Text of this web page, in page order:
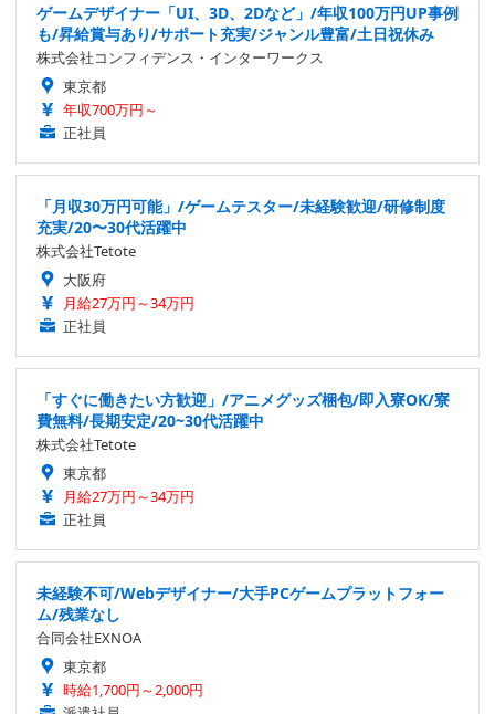
ゲームデザイナー「UI、3D、2Dなど」/年収100万円UP事例
も/昇給賞与あり/サポート充実/ジャンル豊富/土日祝休み
株式会社コンフィデンス・インターワークス
東京都
年収700万円～
正社員
「月収30万円可能」/ゲームテスター/未経験歓迎/研修制度
充実/20〜30代活躍中
株式会社Tetote
大阪府
月給27万円～34万円
正社員
「すぐに働きたい方歓迎」/アニメグッズ梱包/即入寮OK/寮
費無料/長期安定/20~30代活躍中
株式会社Tetote
東京都
月給27万円～34万円
正社員
未経験不可/Webデザイナー/大手PCゲームプラットフォー
ム/残業なし
合同会社EXNOA
東京都
時給1,700円～2,000円